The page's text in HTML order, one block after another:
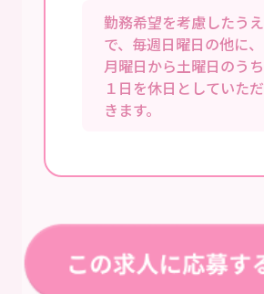
勤務希望を考慮したうえ
で、毎週日曜日の他に、
月曜日から土曜日のうち
１日を休日としていただ
きます。